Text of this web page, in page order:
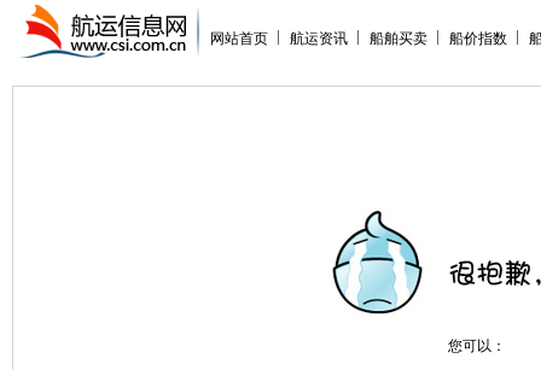
网站首页 航运资讯 船舶买卖 船价指数
您可以：